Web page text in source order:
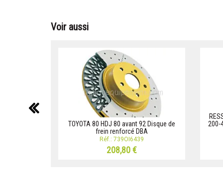
Voir aussi
TOYOTA 80 HDJ 80 avant 92 Disque de
frein renforcé DBA
Réf.: 739OI6439
208,80 €
200-
précédent